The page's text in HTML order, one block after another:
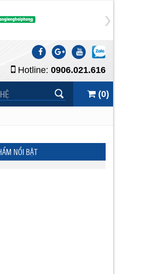
Hotline: 0906.021.616
(0)
NỔI BẬT